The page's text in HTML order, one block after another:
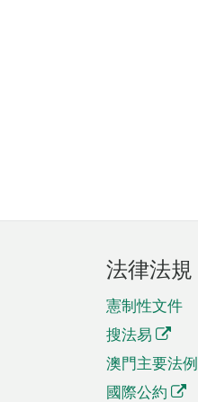
法律法規
憲制性文件
搜法易
澳門主要法例
國際公約